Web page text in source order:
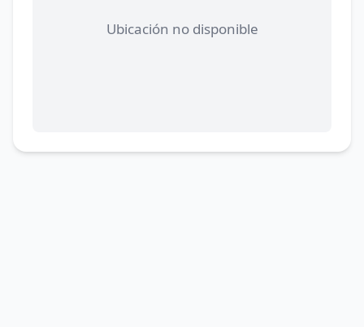
Ubicación no disponible